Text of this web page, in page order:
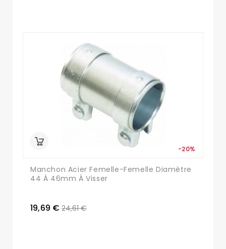
Manchon Acier Femelle-Femelle Diamètre
44 À 46mm À Visser
19,69 €
-20%
24,61 €